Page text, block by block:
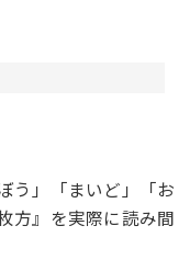
う」「まいど」「お
方』を実際に読み間